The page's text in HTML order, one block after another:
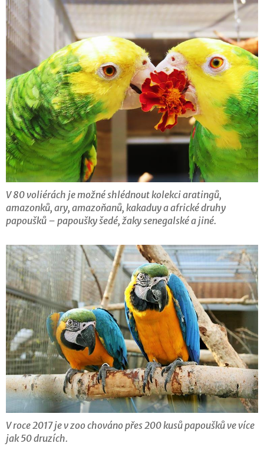
V 80 voliérách je možné shlédnout kolekci aratingů,
amazonků, ary, amazoňanů, kakaduy a africké druhy
papoušků – papoušky šedé, žaky senegalské a jiné.
V roce 2017 je v zoo chováno přes 200 kusů papoušků ve více
jak 50 druzích.